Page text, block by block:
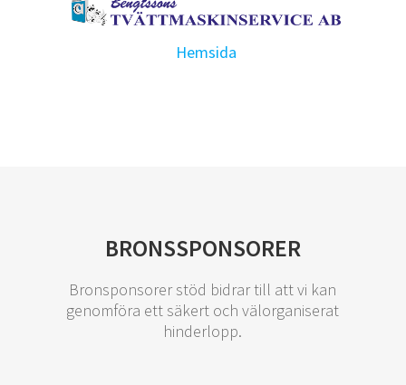
Hemsida
BRONSSPONSORER
Bronsponsorer stöd bidrar till att vi kan
genomföra ett säkert och välorganiserat
hinderlopp.